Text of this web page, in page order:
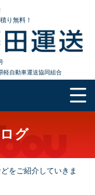
り無料！
軽自動車運送協同組合
グ
をご紹介していきま